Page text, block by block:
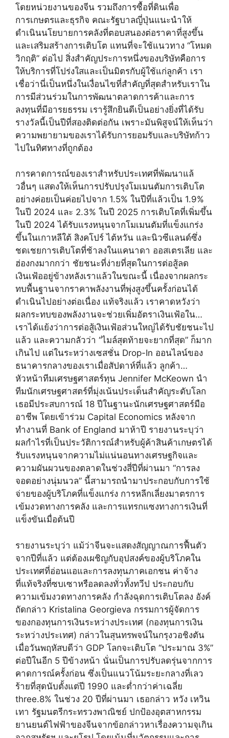
โดยหน่วยงานของจีน รวมถึงการซื้อที่ดินเพื่อ
การเกษตรและธุรกิจ คณะรัฐบาลญี่ปุ่นแนะนำให้
ดำเนินนโยบายการคลังที่ตอบสนองต่อราคาที่สูงขึ้น
และเสริมสร้างการเติบโต แทนที่จะใช้แนวทาง “โหมด
วิกฤติ” ต่อไป สิ่งสำคัญประการหนึ่งของบริษัทคือการ
ให้บริการที่โปร่งใสและเป็นมิตรกับผู้ใช้แก่ลูกค้า เรา
เชื่อว่านี่เป็นหนึ่งในเงื่อนไขที่สำคัญที่สุดสำหรับเราใน
การมีส่วนร่วมในการพัฒนาตลาดการค้าและการ
ลงทุนที่มีอารยธรรม เรารู้สึกยินดีเป็นอย่างยิ่งที่ได้รับ
รางวัลนี้เป็นปีที่สองติดต่อกัน เพราะมันพิสูจน์ให้เห็นว่า
ความพยายามของเราได้รับการยอมรับและบริษัทก้าว
ไปในทิศทางที่ถูกต้อง
การคาดการณ์ของเราสำหรับประเทศที่พัฒนาแล้
วอื่นๆ แสดงให้เห็นการปรับปรุงโมเมนตัมการเติบโต
อย่างค่อยเป็นค่อยไปจาก 1.5% ในปีที่แล้วเป็น 1.9%
ในปี 2024 และ 2.3% ในปี 2025 การเติบโตที่เพิ่มขึ้น
ในปี 2024 ได้รับแรงหนุนจากโมเมนตัมที่แข็งแกร่ง
ขึ้นในเกาหลีใต้ สิงคโปร์ ไต้หวัน และนิวซีแลนด์ซึ่ง
ชดเชยการเติบโตที่ช้าลงในแคนาดา ออสเตรเลีย และ
ฮ่องกงมากกว่า ชัยชนะที่ง่ายที่สุดในการต่อสู้ลด
เงินเฟ้ออยู่ข้างหลังเราแล้วในขณะนี้ เนื่องจากผลกระ
ทบพื้นฐานจากราคาพลังงานที่พุ่งสูงขึ้นครั้งก่อนได้
ดำเนินไปอย่างต่อเนื่อง แท้จริงแล้ว เราคาดหวังว่า
ผลกระทบของพลังงานจะช่วยเพิ่มอัตราเงินเฟ้อใน…
เราได้แย้งว่าการต่อสู้เงินเฟ้อส่วนใหญ่ได้รับชัยชนะไป
แล้ว และความกลัวว่า “ไมล์สุดท้ายจะยากที่สุด” ก็มาก
เกินไป แต่ในระหว่างเซสชั่น Drop-In ออนไลน์ของ
ธนาคารกลางของเราเมื่อสัปดาห์ที่แล้ว ลูกค้า…
หัวหน้าทีมเศรษฐศาสตร์ทุน Jennifer McKeown นำ
ทีมนักเศรษฐศาสตร์ที่มุ่งเน้นประเด็นสำคัญระดับโลก
เธอมีประสบการณ์ 18 ปีในฐานะนักเศรษฐศาสตร์มือ
อาชีพ โดยเข้าร่วม Capital Economics หลังจาก
ทำงานที่ Bank of England มาห้าปี รายงานระบุว่า
ผลกำไรที่เป็นประวัติการณ์สำหรับผู้ค้าสินค้าเกษตรได้
รับแรงหนุนจากความไม่แน่นอนทางเศรษฐกิจและ
ความผันผวนของตลาดในช่วงสี่ปีที่ผ่านมา “การลง
จอดอย่างนุ่มนวล” นี้สามารถนำมาประกอบกับการใช้
จ่ายของผู้บริโภคที่แข็งแกร่ง การหลีกเลี่ยงมาตรการ
เข้มงวดทางการคลัง และการแทรกแซงทางการเงินที่
แข็งขันเมื่อต้นปี
รายงานระบุว่า แม้ว่าจีนจะแสดงสัญญาณการฟื้นตัว
จากปีที่แล้ว แต่ต้องเผชิญกับอุปสงค์ของผู้บริโภคใน
ประเทศที่อ่อนแอและการลงทุนภาคเอกชน ค่าจ้าง
ที่แท้จริงที่ซบเซาหรือลดลงทั่วทั้งทวีป ประกอบกับ
ความเข้มงวดทางการคลัง กำลังฉุดการเติบโตลง อังค์
ถัดกล่าว Kristalina Georgieva กรรมการผู้จัดการ
ของกองทุนการเงินระหว่างประเทศ (กองทุนการเงิน
ระหว่างประเทศ) กล่าวในสุนทรพจน์ในกรุงวอชิงตัน
เมื่อวันพฤหัสบดีว่า GDP โลกจะเติบโต “ประมาณ 3%”
ต่อปีในอีก 5 ปีข้างหน้า นั่นเป็นการปรับลดรุ่นจากการ
คาดการณ์ครั้งก่อน ซึ่งเป็นแนวโน้มระยะกลางที่เลว
ร้ายที่สุดนับตั้งแต่ปี 1990 และต่ำกว่าค่าเฉลี่ย
three.8% ในช่วง 20 ปีที่ผ่านมา เธอกล่าว หวัง เหวิน
เทา รัฐมนตรีกระทรวงพาณิชย์ ปกป้องอุตสาหกรรม
ยานยนต์ไฟฟ้าของจีนจากข้อกล่าวหาเรื่องความจุเกิน